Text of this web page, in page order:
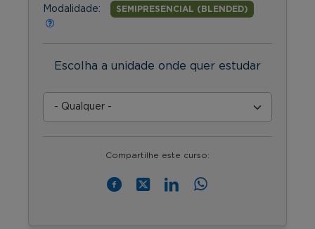
Modalidade: SEMIPRESENCIAL (BLENDED)
Escolha a unidade onde quer estudar
Compartilhe este curso: